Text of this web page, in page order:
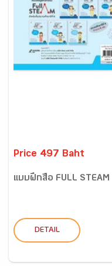
Price 497 Baht
แบบฝึกสื่อ FULL
DETAIL